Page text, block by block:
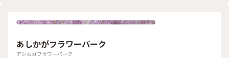
あしかがフラワーパーク
アシカガフラワーパーク